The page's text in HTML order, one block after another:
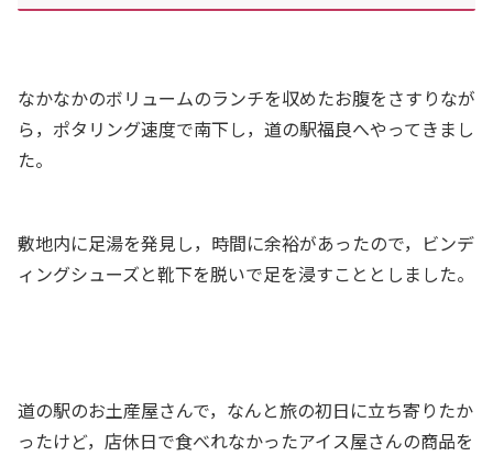
なかなかのボリュームのランチを収めたお腹をさすりなが
ら，ポタリング速度で南下し，道の駅福良へやってきまし
た。
敷地内に足湯を発見し，時間に余裕があったので，ビンデ
ィングシューズと靴下を脱いで足を浸すこととしました。
道の駅のお土産屋さんで，なんと旅の初日に立ち寄りたか
ったけど，店休日で食べれなかったアイス屋さんの商品を